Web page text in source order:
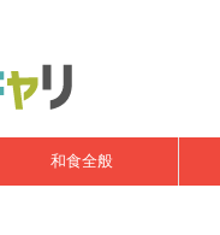
和食全般